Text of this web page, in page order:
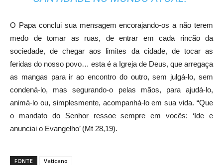
O Papa conclui sua mensagem encorajando-os a não terem
medo de tomar as ruas, de entrar em cada rincão da
sociedade, de chegar aos limites da cidade, de tocar as
feridas do nosso povo… esta é a Igreja de Deus, que arregaça
as mangas para ir ao encontro do outro, sem julgá-lo, sem
condená-lo, mas segurando-o pelas mãos, para ajudá-lo,
animá-lo ou, simplesmente, acompanhá-lo em sua vida. “Que
o mandato do Senhor ressoe sempre em vocês: ‘Ide e
anunciai o Evangelho’ (Mt 28,19).
FONTE Vaticano